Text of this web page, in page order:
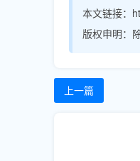
本文链接：
版权申明：
上一篇